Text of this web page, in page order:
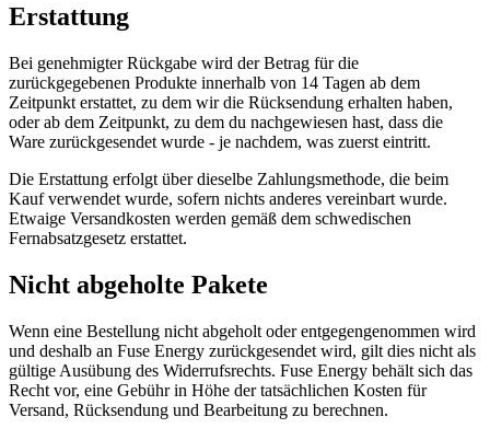
Erstattung
Bei genehmigter Rückgabe wird der Betrag für die
zurückgegebenen Produkte innerhalb von 14 Tagen ab dem
Zeitpunkt erstattet, zu dem wir die Rücksendung erhalten haben,
oder ab dem Zeitpunkt, zu dem du nachgewiesen hast, dass die
Ware zurückgesendet wurde - je nachdem, was zuerst eintritt.
Die Erstattung erfolgt über dieselbe Zahlungsmethode, die beim
Kauf verwendet wurde, sofern nichts anderes vereinbart wurde.
Etwaige Versandkosten werden gemäß dem schwedischen
Fernabsatzgesetz erstattet.
Nicht abgeholte Pakete
Wenn eine Bestellung nicht abgeholt oder entgegengenommen wird
und deshalb an Fuse Energy zurückgesendet wird, gilt dies nicht als
gültige Ausübung des Widerrufsrechts. Fuse Energy behält sich das
Recht vor, eine Gebühr in Höhe der tatsächlichen Kosten für
Versand, Rücksendung und Bearbeitung zu berechnen.